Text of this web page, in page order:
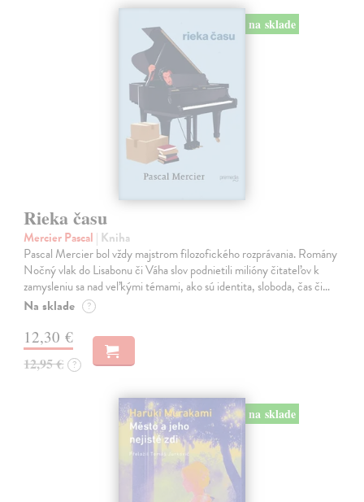
na sklade
Rieka času
Mercier Pascal | Kniha
Pascal Mercier bol vždy majstrom filozofického rozprávania. Romány
Nočný vlak do Lisabonu či Váha slov podnietili milióny čitateľov k
zamysleniu sa nad veľkými témami, ako sú identita, sloboda, čas či…
Na sklade ?
12,30 €
12,95 € ?
na sklade